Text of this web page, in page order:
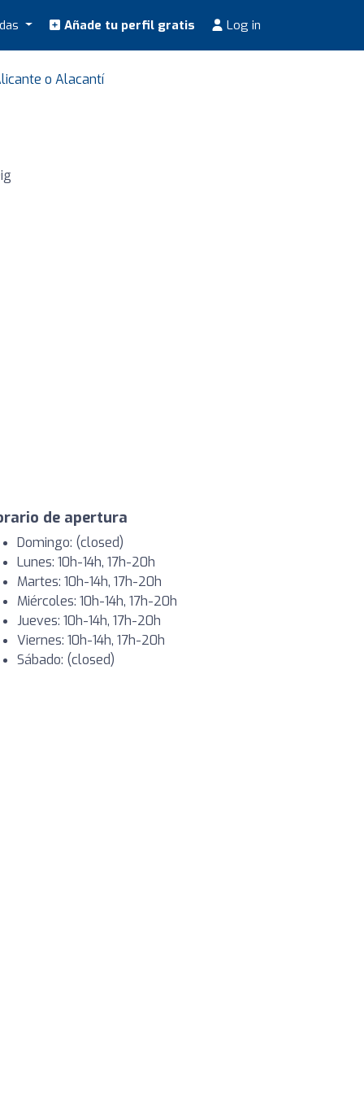
Añade tu perfil gratis Log in
o Alacantí
de apertura
Domingo: (closed)
Lunes: 10h-14h, 17h-20h
Martes: 10h-14h, 17h-20h
Miércoles: 10h-14h, 17h-20h
Jueves: 10h-14h, 17h-20h
Viernes: 10h-14h, 17h-20h
Sábado: (closed)